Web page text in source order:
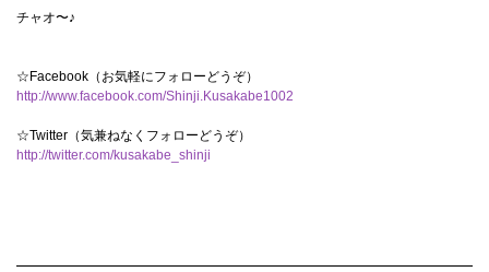
チャオ〜♪
☆Facebook（お気軽にフォローどうぞ）
http://www.facebook.com/Shinji.Kusakabe1002
☆Twitter（気兼ねなくフォローどうぞ）
http://twitter.com/kusakabe_shinji